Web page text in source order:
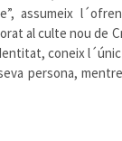
assumeix
al culte nou de
coneix
persona,